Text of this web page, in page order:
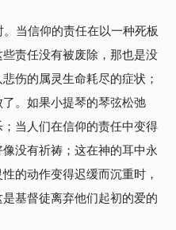
当信仰的责任在以一种死板
责任没有被废除，那也是没
伤的属灵生命耗尽的症状；
。如果小提琴的琴弦松弛
当人们在信仰的责任中变得
没有祈祷；这在神的耳中永
的动作变得迟缓而沉重时，
基督徒离弃他们起初的爱的